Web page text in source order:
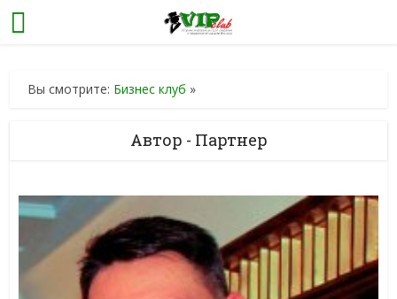
Вы смотрите: Бизнес клуб »
Автор - Партнер